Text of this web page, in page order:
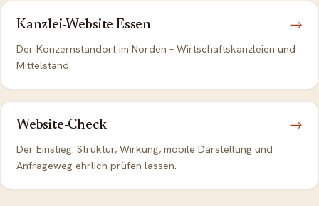
Kanzlei-Website Essen
→
Der Konzernstandort im Norden – Wirtschaftskanzleien und
Mittelstand.
Website-Check
→
Der Einstieg: Struktur, Wirkung, mobile Darstellung und
Anfrageweg ehrlich prüfen lassen.